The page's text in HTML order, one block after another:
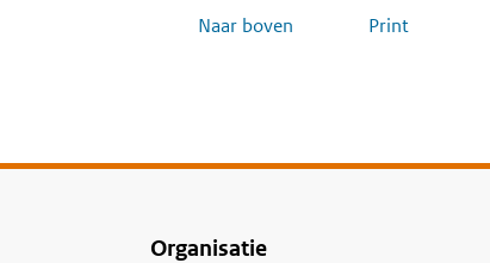
Naar boven Print
Organisatie